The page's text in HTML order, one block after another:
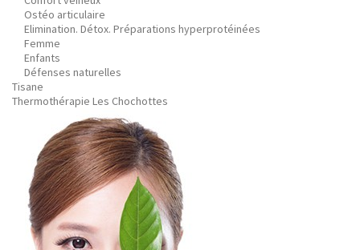
Ostéo articulaire
Elimination. Détox. Préparations hyperprotéinées
Femme
Enfants
Défenses naturelles
Tisane
Thermothérapie Les Chochottes